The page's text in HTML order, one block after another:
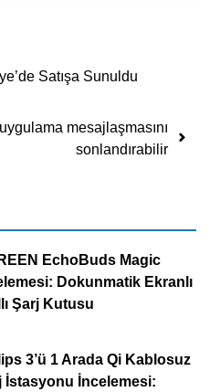
Satışa Sunuldu
mesajlaşmasını
sonlandırabilir
EchoBuds Magic
Dokunmatik Ekranlı
Şarj Kutusu
3’ü 1 Arada Qi Kablosuz
İstasyonu İncelemesi: